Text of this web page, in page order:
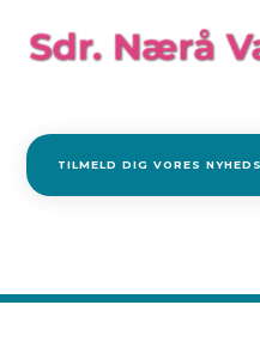
TILMELD DIG VORES